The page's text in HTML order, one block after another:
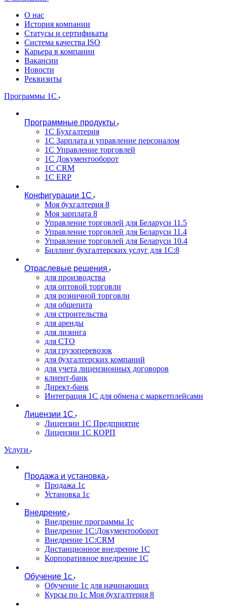
О нас
История компании
Статусы и сертификаты
Система качества ISO
Карьера в компании
Вакансии
Новости
Реквизиты
Программы 1С
Программные продукты
1С Бухгалтерия
1С Зарплата и управление персоналом
1С Управление торговлей
1С Документооборот
1С CRM
1С ERP
Конфигурации 1С
Моя бухгалтерия 8
Моя зарплата 8
Управление торговлей для Беларуси 11.5
Управление торговлей для Беларуси 11.4
Управление торговлей для Беларуси 10.4
Биллинг бухгалтерских услуг для 1С:8
Отраслевые решения
для производства
для оптовой торговли
для розничной торговли
для общепита
для строительства
для аренды
для лизинга
для СТО
для грузоперевозок
для бухгалтерских компаний
для учета лицензионных договоров
клиент-банк
Директ-банк
Интеграция 1C для обмена с маркетплейсами
Лицензии 1С
Лицензии 1С Предприятие
Лицензии 1С КОРП
Услуги
Продажа и установка
Продажа 1с
Установка 1с
Внедрение
Внедрение программы 1с
Внедрение 1С:Документооборот
Внедрение 1С:CRM
Дистанционное внедрение 1С
Корпоративное внедрение 1С
Обучение 1с
Обучение 1с для начинающих
Курсы по 1с Моя бухгалтерия 8